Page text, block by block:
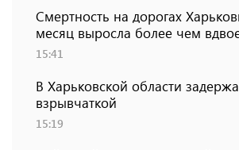
Смертность на дорогах
месяц выросла более чем
15:41
В Харьковской области
взрывчаткой
15:19